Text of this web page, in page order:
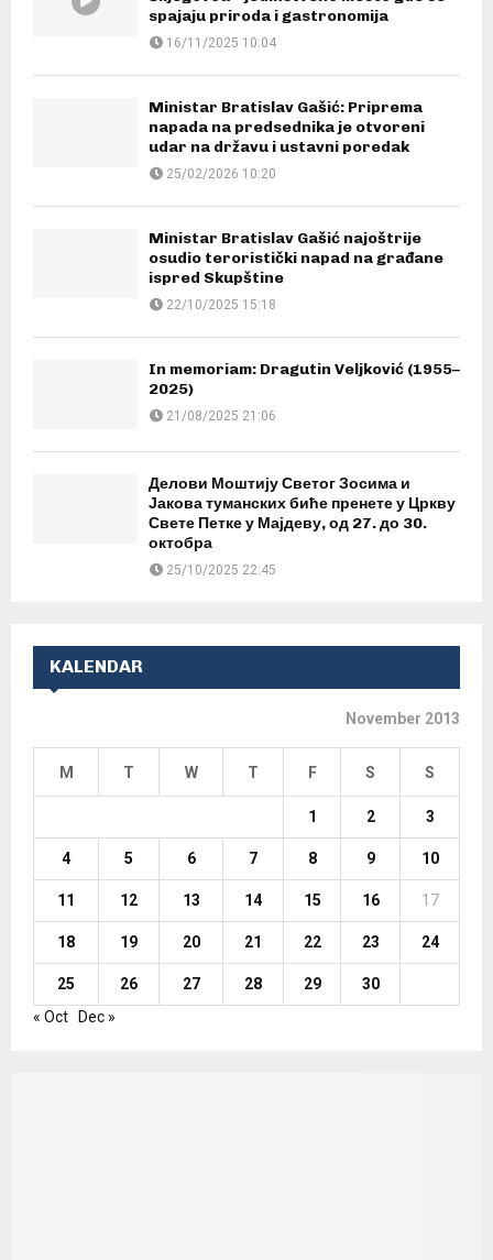
spajaju priroda i gastronomija
16/11/2025 10:04
Ministar Bratislav Gašić: Priprema
napada na predsednika je otvoreni
udar na državu i ustavni poredak
25/02/2026 10:20
Ministar Bratislav Gašić najoštrije
osudio teroristički napad na građane
ispred Skupštine
22/10/2025 15:18
In memoriam: Dragutin Veljković (1955–
2025)
21/08/2025 21:06
Делови Моштију Светог Зосима и
Јакова туманских биће пренете у Цркву
Свете Петке у Мајдеву, од 27. до 30.
октобра
25/10/2025 22:45
KALENDAR
November 2013
M T W T F S S
1 2 3
4 5 6 7 8 9 10
11 12 13 14 15 16 17
18 19 20 21 22 23 24
25 26 27 28 29
30
« Oct
Dec »